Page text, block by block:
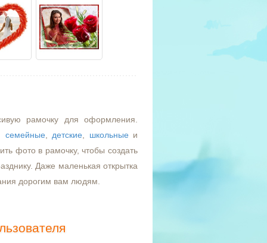
рамочку для оформления.
семейные детские школьные и
фото в рамочку, чтобы создать
Даже маленькая открытка
дорогим вам людям.